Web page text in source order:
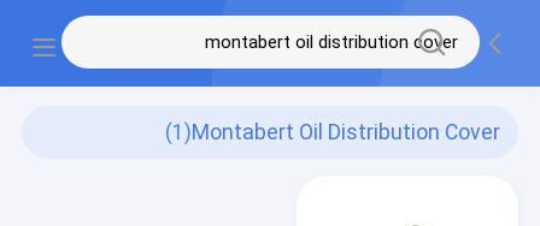
Montabert Oil Distribution Cover
(1)